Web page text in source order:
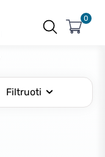
0
Filtruoti